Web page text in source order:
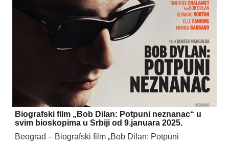
Biografski film „Bob Dilan: Potpuni neznanac“ u
svim bioskopima u Srbiji od 9.januara 2025.
Beograd – Biografski film „Bob Dilan: Potpuni